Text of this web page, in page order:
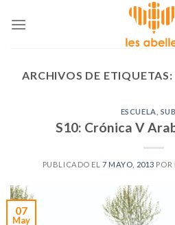
ARCHIVOS DE ETIQUETAS:
ESCUELA
S10: Crónica V
PUBLICADO EL7 MAYO, 2013 POR
07
May